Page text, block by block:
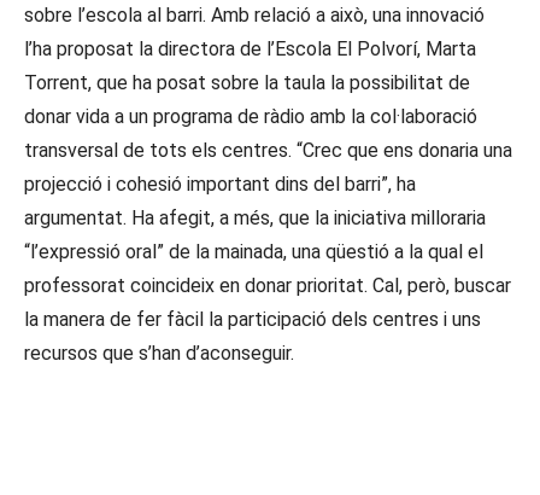
sobre l’escola al barri. Amb relació a això, una innovació
l’ha proposat la directora de l’Escola El Polvorí, Marta
Torrent, que ha posat sobre la taula la possibilitat de
donar vida a un programa de ràdio amb la col·laboració
transversal de tots els centres. “Crec que ens donaria una
projecció i cohesió important dins del barri”, ha
argumentat. Ha afegit, a més, que la iniciativa milloraria
“l’expressió oral” de la mainada, una qüestió a la qual el
professorat coincideix en donar prioritat. Cal, però, buscar
la manera de fer fàcil la participació dels centres i uns
recursos que s’han d’aconseguir.